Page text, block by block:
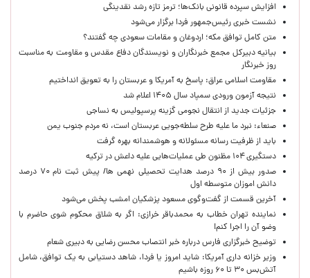
افزایش سپرده قانونی بانک‌ها؛ ترمز تازه رشد نقدینگی
نشست خبری رئیس‌جمهور فردا برگزار می‌شود
متن کامل توافق مکه؛ اردوغان و مقامات سعودی چه گفتند؟
بیانیه دبیرکل مجمع خبرنگاران و نویسندگان دفاع مقدس و مقاومت به مناسبت
روز خبرنگار
مقاومت اسلامی عراق: پاسخ به آمریکا و عربستان را به تعویق انداختیم
نتیجه آزمون ورودی سمپاد سال ۱۴۰۵ اعلام شد
جزئیات جدید از انتقال نجومی گزینه پرسپولیس به نساجی
صنعاء: نبرد ما علیه طرح سلطه‌جویی عربستان است، نه مردم جنوب یمن
باید از ظرفیت رسانه مسئولانه و هوشمندانه بهره گرفت
دستگیری ۱۰۴ مظنون طی عملیات‌هایی علیه داعش در ترکیه
صدور بیش از ۹۰ درصد هدایت تحصیلی نهمی ها/ پیش ثبت نام ۷۰ درصد
دانش اموزان متوسطه اول
آخرین قسمت از گفت‌وگوی مسعود پزشکیان امشب پخش می‌شود
نماینده تهران خطاب به محمدباقر خرازی: اگر به شلاق محکوم شوی حاضرم با
وضو آن را اجرا کنم!
توضیح خبرگزاری فارس درباره خبر انتصاب محسن رضایی به دبیری شعام
وزیر خزانه داری آمریکا: شاید امروز یا فردا، شاهد دستیابی به یک توافق، شامل
آتش‌بس ۳۰ تا ۶۰ روزه باشیم